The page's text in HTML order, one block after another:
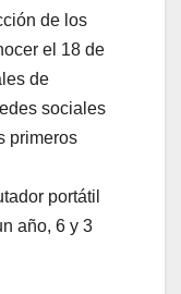
de los
el 18 de
de
sociales
primeros
portátil
año, 6 y 3